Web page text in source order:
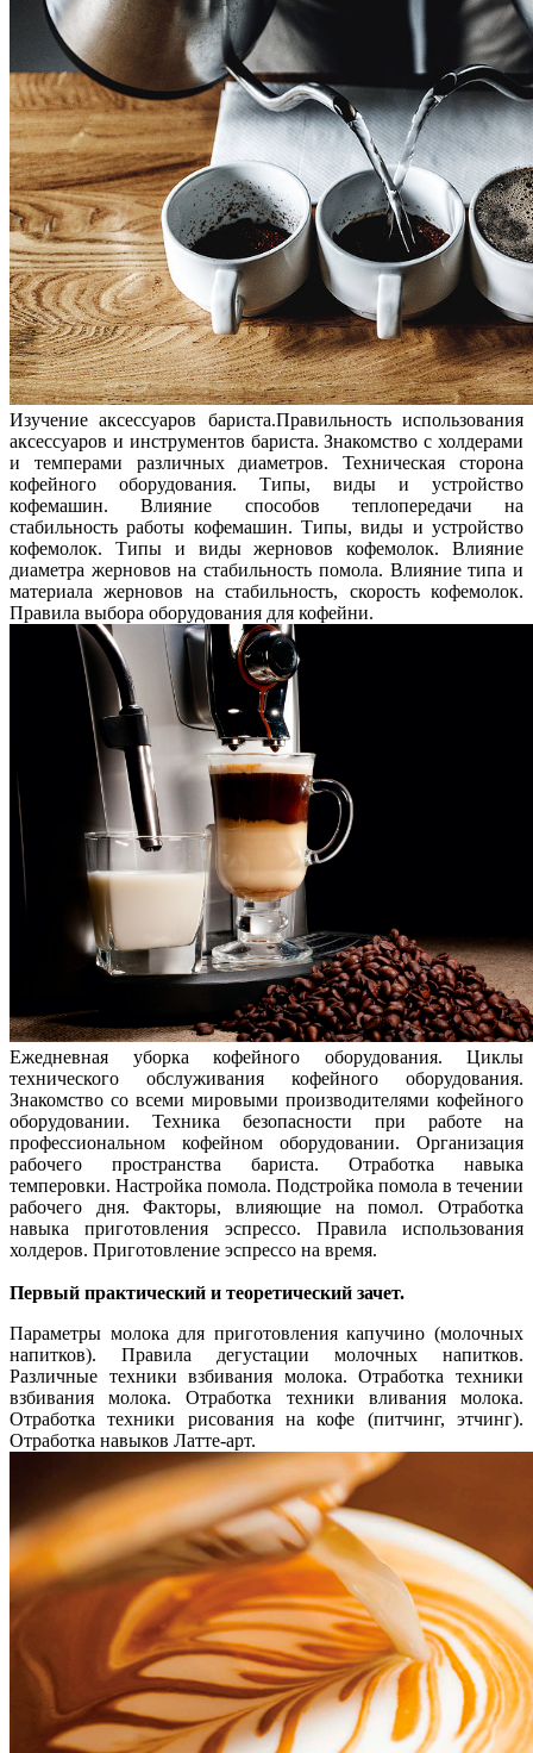
Изучение аксессуаров бариста.Правильность использования
аксессуаров и инструментов бариста. Знакомство с холдерами
и темперами различных диаметров. Техническая сторона
кофейного оборудования. Типы, виды и устройство
кофемашин. Влияние способов теплопередачи на
стабильность работы кофемашин. Типы, виды и устройство
кофемолок. Типы и виды жерновов кофемолок. Влияние
диаметра жерновов на стабильность помола. Влияние типа и
материала жерновов на стабильность, скорость кофемолок.
Правила выбора оборудования для кофейни.
Ежедневная уборка кофейного оборудования. Циклы
технического обслуживания кофейного оборудования.
Знакомство со всеми мировыми производителями кофейного
оборудовании. Техника безопасности при работе на
профессиональном кофейном оборудовании. Организация
рабочего пространства бариста. Отработка навыка
темперовки. Настройка помола. Подстройка помола в течении
рабочего дня. Факторы, влияющие на помол. Отработка
навыка приготовления эспрессо. Правила использования
холдеров. Приготовление эспрессо на время.
Первый практический и теоретический зачет.
Параметры молока для приготовления капучино (молочных
напитков). Правила дегустации молочных напитков.
Различные техники взбивания молока. Отработка техники
взбивания молока. Отработка техники вливания молока.
Отработка техники рисования на кофе (питчинг, этчинг).
Отработка навыков Латте-арт.